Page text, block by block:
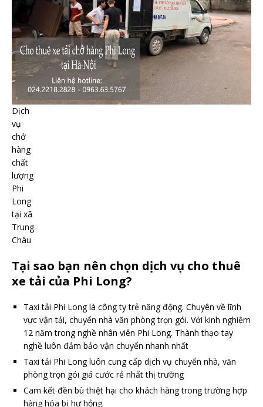
Dịch
vụ
chở
hàng
chất
lượng
Phi
Long
tại xã
Trung
Châu
Tại sao bạn nên chọn dịch vụ cho thuê
xe tải của Phi Long?
Taxi tải Phi Long là công ty trẻ năng động. Chuyên về lĩnh
vực vận tải, chuyển nhà văn phòng trọn gói. Với kinh nghiệm
12 năm trong nghề nhân viên Phi Long. Thành thạo tay
nghề luôn đảm bảo vận chuyển nhanh nhất
Taxi tải Phi Long luôn cung cấp dịch vụ chuyển nhà, văn
phòng trọn gói giá cước rẻ nhất thị trường
Cam kết đền bù thiệt hại cho khách hàng trong trường hợp
hàng hóa bị hư hỏng.